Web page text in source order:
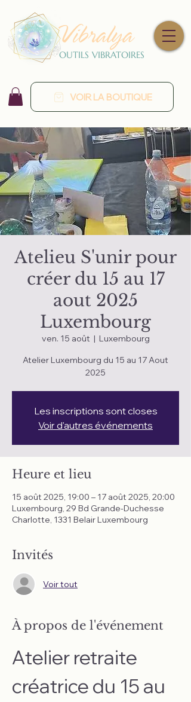
VOIR LA BOUTIQUE
Vibralya
OUTILS VIBRATOIRES
Atelieu S'unir pour
créer du 15 au 17
aout 2025
Luxembourg
ven. 15 août
  |
Luxembourg
Atelier Luxembourg du 15 au 17 Aout
2025
Les inscriptions sont closes
Voir d'autres événements
Heure et lieu
15 août 2025, 19:00 – 17 août 2025, 20:00
Luxembourg, 29 Bd Grande-Duchesse
Charlotte, 1331 Belair Luxembourg
Invités
Voir tout
À propos de l'événement
Atelier retraite
créatrice du 15 au